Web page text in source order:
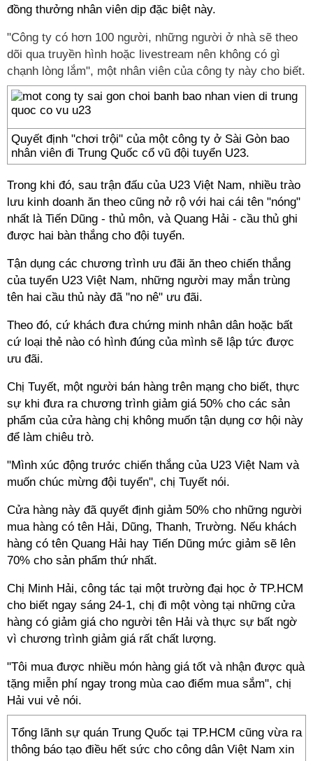
đồng thưởng nhân viên dịp đặc biệt này.
"Công ty có hơn 100 người, những người ở nhà sẽ theo
dõi qua truyền hình hoặc livestream nên không có gì
chạnh lòng lắm", một nhân viên của công ty này cho biết.
Quyết định "chơi trội" của một công ty ở Sài Gòn bao
nhân viên đi Trung Quốc cổ vũ đội tuyển U23.
Trong khi đó, sau trận đấu của U23 Việt Nam, nhiều trào
lưu kinh doanh ăn theo cũng nở rộ với hai cái tên "nóng"
nhất là Tiến Dũng - thủ môn, và Quang Hải - cầu thủ ghi
được hai bàn thắng cho đội tuyển.
Tận dụng các chương trình ưu đãi ăn theo chiến thắng
của tuyển U23 Việt Nam, những người may mắn trùng
tên hai cầu thủ này đã "no nê" ưu đãi.
Theo đó, cứ khách đưa chứng minh nhân dân hoặc bất
cứ loại thẻ nào có hình đúng của mình sẽ lập tức được
ưu đãi.
Chị Tuyết, một người bán hàng trên mạng cho biết, thực
sự khi đưa ra chương trình giảm giá 50% cho các sản
phẩm của cửa hàng chị không muốn tận dụng cơ hội này
để làm chiêu trò.
"Mình xúc động trước chiến thắng của U23 Việt Nam và
muốn chúc mừng đội tuyển", chị Tuyết nói.
Cửa hàng này đã quyết định giảm 50% cho những người
mua hàng có tên Hải, Dũng, Thanh, Trường. Nếu khách
hàng có tên Quang Hải hay Tiến Dũng mức giảm sẽ lên
70% cho sản phẩm thứ nhất.
Chị Minh Hải, công tác tại một trường đại học ở TP.HCM
cho biết ngay sáng 24-1, chị đi một vòng tại những cửa
hàng có giảm giá cho người tên Hải và thực sự bất ngờ
vì chương trình giảm giá rất chất lượng.
"Tôi mua được nhiều món hàng giá tốt và nhận được quà
tặng miễn phí ngay trong mùa cao điểm mua sắm", chị
Hải vui vẻ nói.
Tổng lãnh sự quán Trung Quốc tại TP.HCM cũng vừa ra
thông báo tạo điều hết sức cho công dân Việt Nam xin